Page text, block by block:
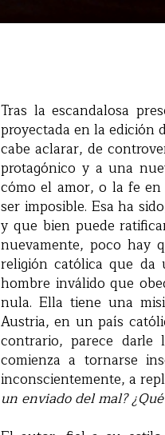
Tras la escandalosa
proyectada en la edición
cabe aclarar, de
protagónico y a una
cómo el amor, o la fe
ser imposible. Esa ha
y que bien puede
nuevamente, poco hay
religión católica que da
hombre inválido que
nula. Ella tiene una
Austria, en un país
contrario, parece
comienza a tornarse
inconscientemente, a
un enviado del mal?